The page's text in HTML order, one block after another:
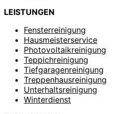
LEISTUNGEN
Fensterreinigung
Hausmeisterservice
Photovoltaikreinigung
Teppichreinigung
Tiefgaragenreinigung
Treppenhausreinigung
Unterhaltsreinigung
Winterdienst